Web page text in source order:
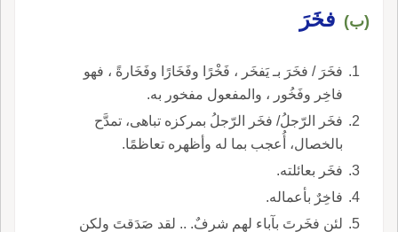
(ب) فخَرَ
فخَرَ / فخَرَ بـ يَفخَر ، فَخْرًا وفَخَارًا وفَخَارةً ، فهو
فاخِر وفَخُور ، والمفعول مفخور به.
فخَر الرّجلُ/ فخَر الرّجلُ بمركزه تباهى، تمدَّح
بالخصال، أُعجب بما له وأظهره تعاظمًا.
فخَر بعائلته.
فاخِرٌ بأعماله.
لئن فخَرتَ بآباء لهم شرفٌ. .. لقد صَدَقتَ ولكن